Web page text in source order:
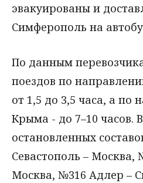
эвакуированы и
Симферополь на
По данным
поездов по
от 1,5 до 3,5 часа, а по
Крыма - до 7–10 часов.
остановленных
Севастополь –
Москва, №316 Адлер –